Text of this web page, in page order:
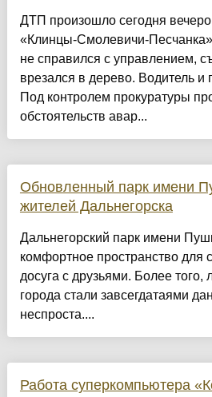
ДТП произошло сегодня
«Клинцы-Смолевичи-
не справился с управлением,
врезался в дерево. Водитель и
Под контролем прокуратуры
обстоятельств авар...
Обновленный парк имени
жителей Дальнегорска
Дальнегорский парк имени
комфортное пространство для
досуга с друзьями. Более того,
города стали завсегдатаями
неспроста....
Работа суперкомпьютера